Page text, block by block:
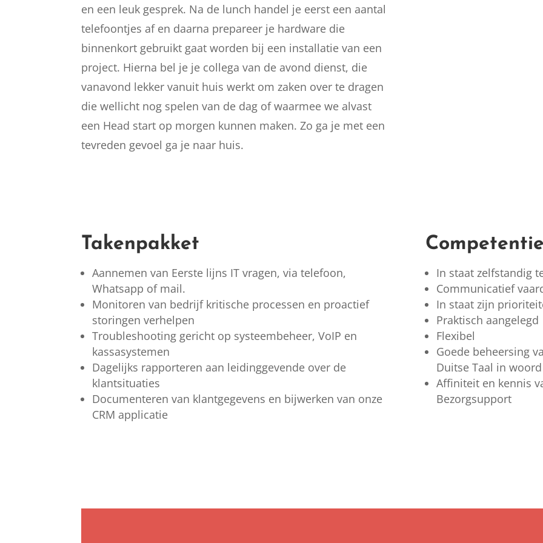
en een leuk gesprek. Na de lunch handel je eerst een aantal
telefoontjes af en daarna prepareer je hardware die
binnenkort gebruikt gaat worden bij een installatie van een
project. Hierna bel je je collega van de avond dienst, die
vanavond lekker vanuit huis werkt om zaken over te dragen
die wellicht nog spelen van de dag of waarmee we alvast
een Head start op morgen kunnen maken. Zo ga je met een
tevreden gevoel ga je naar huis.
Takenpakket
Aannemen van Eerste lijns IT vragen, via telefoon,
Whatsapp of mail.
Monitoren van bedrijf kritische processen en proactief
storingen verhelpen
Troubleshooting gericht op systeembeheer, VoIP en
kassasystemen
Dagelijks rapporteren aan leidinggevende over de
klantsituaties
Documenteren van klantgegevens en bijwerken van onze
CRM applicatie
In staat zelfstandig
Communicatief
In staat zijn
Praktisch aangelegd
Flexibel
Goede beheersing
Duitse Taal in
Affiniteit en kennis
Bezorgsupport